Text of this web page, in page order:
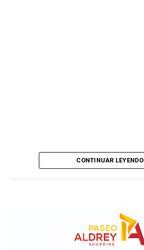
CONTINUAR LEYENDO